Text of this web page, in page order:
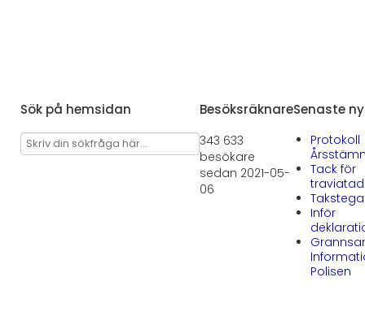
Sök på hemsidan Besöksräknare
343 633
besökare
sedan 2021-05-
06
Senaste
Protokoll
Tack för
Inför
Polisen